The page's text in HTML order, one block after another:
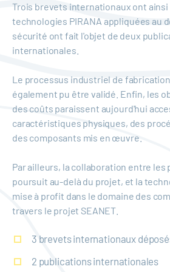
Trois brevets internationaux ont
technologies PIRANA appliquées au
sécurité ont fait l'objet de deux
internationales.
Le processus industriel de
également pu être validé. Enfin, les
des coûts paraissent aujourd'hui
caractéristiques physiques, des
des composants mis en œuvre.
Par ailleurs, la collaboration entre les
poursuit au-delà du projet, et la
mise à profit dans le domaine des
travers le projet SEANET.
3 brevets internationaux
2 publications internationales